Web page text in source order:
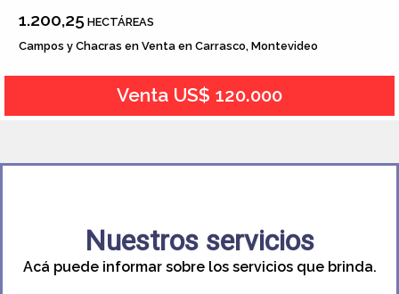
1.200,25 HECTÁREAS
Campos y Chacras en Venta en Carrasco, Montevideo
Venta US$ 120.000
Nuestros servicios
Acá puede informar sobre los servicios que brinda.